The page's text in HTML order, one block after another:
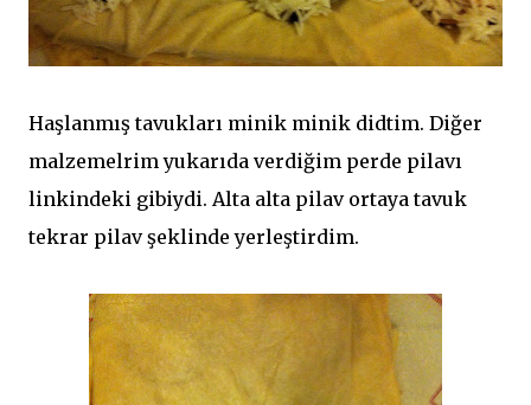
Haşlanmış tavukları minik minik didtim. Diğer
malzemelrim yukarıda verdiğim perde pilavı
linkindeki gibiydi. Alta alta pilav ortaya tavuk
tekrar pilav şeklinde yerleştirdim.